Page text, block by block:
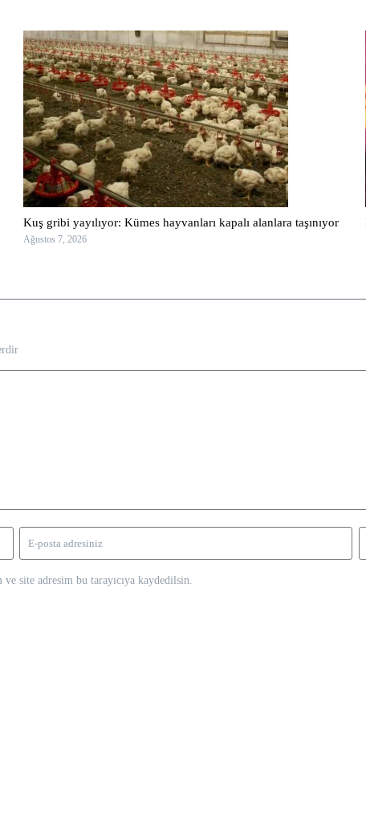
Kuş gribi yayılıyor: Kümes hayvanları kapalı alanlara taşınıyor
Ağustos 7, 2026
site adresim bu tarayıcıya kaydedilsin.